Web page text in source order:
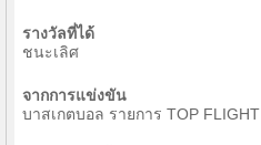
รางวัลที่ได้
ชนะเลิศ
จากการแข่งขัน
บาสเกตบอล รายการ TOP FLIGHT